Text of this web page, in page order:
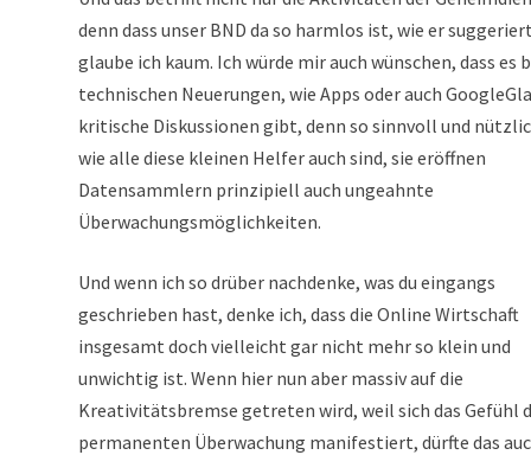
denn dass unser BND da so harmlos ist, wie er
glaube ich kaum. Ich würde mir auch wünschen, dass es
technischen Neuerungen, wie Apps oder auch
kritische Diskussionen gibt, denn so sinnvoll und
wie alle diese kleinen Helfer auch sind, sie eröffnen
Datensammlern prinzipiell auch ungeahnte
Überwachungsmöglichkeiten.
Und wenn ich so drüber nachdenke, was du eingangs
geschrieben hast, denke ich, dass die Online Wirtschaft
insgesamt doch vielleicht gar nicht mehr so klein und
unwichtig ist. Wenn hier nun aber massiv auf die
Kreativitätsbremse getreten wird, weil sich das Gefühl
permanenten Überwachung manifestiert, dürfte das